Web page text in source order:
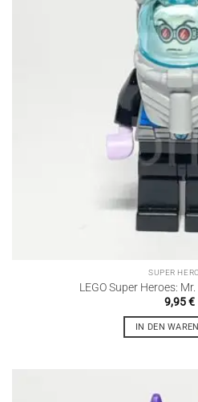
SUPER
LEGO Super Heroes:
9,95€
IN DEN